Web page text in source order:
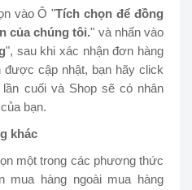
vào Ô "Tích chọn để đồng
của chúng tôi." và nhấn vào
", sau khi xác nhận đơn hàng
được cập nhật, bạn hãy click
lần cuối và Shop sẽ có nhân
bạn.
khác
một trong các phương thức
mua hàng ngoài mua hàng